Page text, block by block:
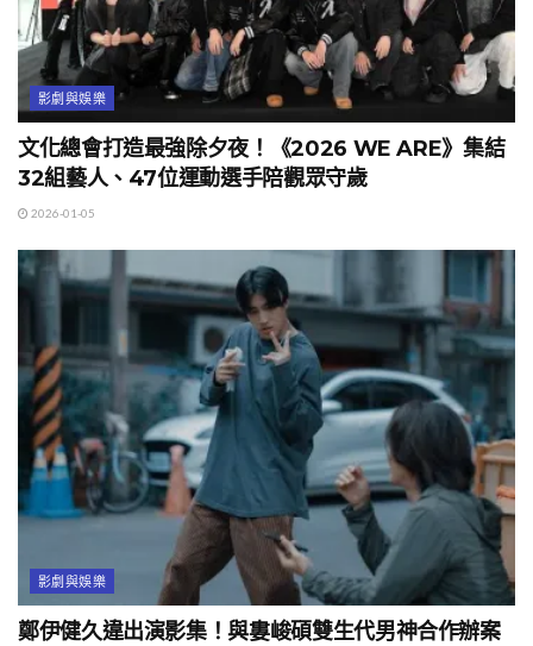
影劇與娛樂
文化總會打造最強除夕夜！《2026 WE ARE》集結
32組藝人、47位運動選手陪觀眾守歲
2026-01-05
影劇與娛樂
鄭伊健久違出演影集！與婁峻碩雙生代男神合作辦案